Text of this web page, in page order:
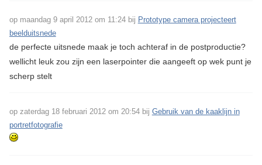
op maandag 9 april 2012 om 11:24 bij Prototype camera projecteert
beelduitsnede
de perfecte uitsnede maak je toch achteraf in de postproductie?
wellicht leuk zou zijn een laserpointer die aangeeft op wek punt je
scherp stelt
op zaterdag 18 februari 2012 om 20:54 bij Gebruik van de kaaklijn in
portretfotografie